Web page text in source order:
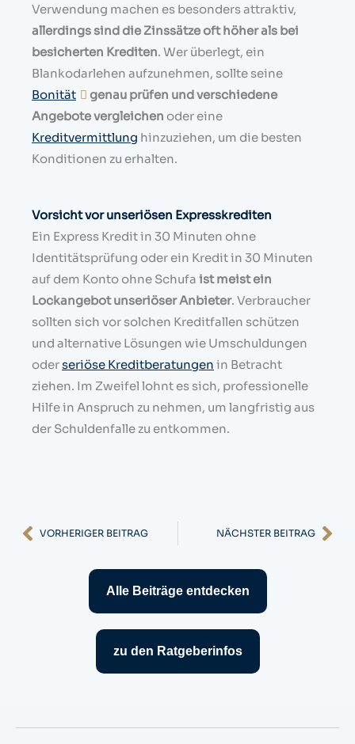
Verwendung machen es besonders attraktiv,
allerdings sind die Zinssätze oft höher als bei
besicherten Krediten. Wer überlegt, ein
Blankodarlehen aufzunehmen, sollte seine
Bonität
genau prüfen und verschiedene
Angebote vergleichen oder eine
Kreditvermittlung hinzuziehen, um die besten
Konditionen zu erhalten.
Vorsicht vor unseriösen Expresskrediten
Ein Express Kredit in 30 Minuten ohne
Identitätsprüfung oder ein Kredit in 30 Minuten
auf dem Konto ohne Schufa ist meist ein
Lockangebot unseriöser Anbieter. Verbraucher
sollten sich vor solchen Kreditfallen schützen
und alternative Lösungen wie Umschuldungen
oderseriöse Kreditberatungen in Betracht
ziehen. Im Zweifel lohnt es sich, professionelle
Hilfe in Anspruch zu nehmen, um langfristig aus
der Schuldenfalle zu entkommen.
Zurück
VORHERIGER BEITRAG NÄCHSTER BEITRAG
Alle Beiträge entdecken
zu den Ratgeberinfos